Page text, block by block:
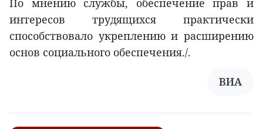
По мнению службы, обеспечение прав и
интересов трудящихся практически
способствовало укреплению и расширению
основ социального обеспечения./.
ВИА